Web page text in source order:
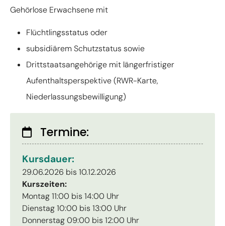
Gehörlose Erwachsene mit
Flüchtlingsstatus oder
subsidiärem Schutzstatus sowie
Drittstaatsangehörige mit längerfristiger
Aufenthaltsperspektive (RWR-Karte,
Niederlassungsbewilligung)
Termine:
Kursdauer:
29.06.2026 bis 10.12.2026
Kurszeiten:
Montag 11:00 bis 14:00 Uhr
Dienstag 10:00 bis 13:00 Uhr
Donnerstag 09:00 bis 12:00 Uhr